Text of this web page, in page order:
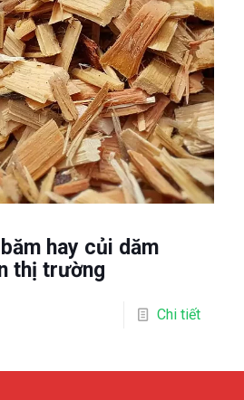
hay củi dăm
thị trường
Chi tiết